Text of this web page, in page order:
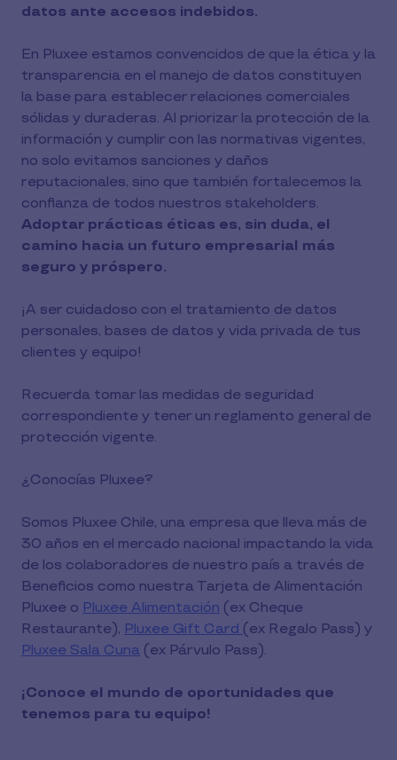
datos ante accesos indebidos.
En Pluxee estamos convencidos de que la ética y la
transparencia en el manejo de datos constituyen
la base para establecer relaciones comerciales
sólidas y duraderas. Al priorizar la protección de la
información y cumplir con las normativas vigentes,
no solo evitamos sanciones y daños
reputacionales, sino que también fortalecemos la
confianza de todos nuestros stakeholders.
Adoptar prácticas éticas es, sin duda, el
camino hacia un futuro empresarial más
seguro y próspero.
¡A ser cuidadoso con el tratamiento de datos
personales, bases de datos y vida privada de tus
clientes y equipo!
Recuerda tomar las medidas de seguridad
correspondiente y tener un reglamento general de
protección vigente.
¿Conocías Pluxee?
Somos Pluxee Chile, una empresa que lleva más de
30 años en el mercado nacional impactando la vida
de los colaboradores de nuestro país a través de
Beneficios como nuestra Tarjeta de Alimentación
Pluxee o Pluxee Alimentación (ex Cheque
Restaurante), Pluxee Gift Card (ex Regalo Pass) y
Pluxee Sala Cuna (ex Párvulo Pass).
¡Conoce el mundo de oportunidades que
tenemos para tu equipo!